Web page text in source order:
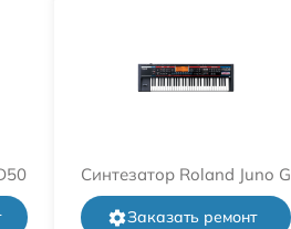
Синтезатор Roland Juno G
Заказать ремонт